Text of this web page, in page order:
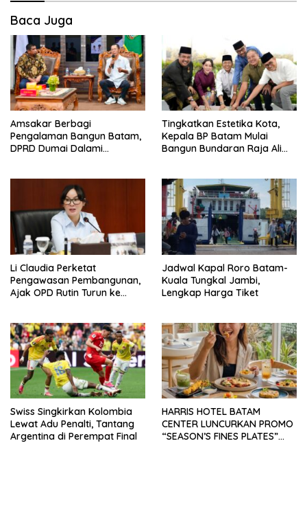
Baca Juga
Amsakar Berbagi
Pengalaman Bangun Batam,
DPRD Dumai Dalami
Tingkatkan Estetika Kota,
Kepala BP Batam Mulai
Bangun Bundaran Raja Ali
Li Claudia Perketat
Pengawasan Pembangunan,
Ajak OPD Rutin Turun ke
Jadwal Kapal Roro Batam-
Kuala Tungkal Jambi,
Lengkap Harga Tiket
Swiss Singkirkan Kolombia
Lewat Adu Penalti, Tantang
Argentina di Perempat Final
HARRIS HOTEL BATAM
CENTER LUNCURKAN PROMO
“SEASON’S FINES PLATES”